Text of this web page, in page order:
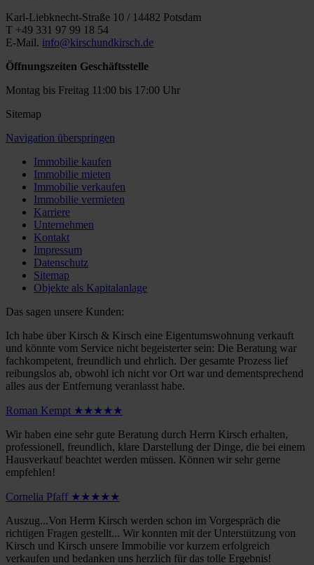
Karl-Liebknecht-Straße 10 / 14482 Potsdam
T +49 331 97 99 18 54
E-Mail. info@kirschundkirsch.de
Öffnungszeiten Geschäftsstelle
Montag bis Freitag 11:00 bis 17:00 Uhr
Sitemap
Navigation überspringen
Immobilie kaufen
Immobilie mieten
Immobilie verkaufen
Immobilie vermieten
Karriere
Unternehmen
Kontakt
Impressum
Datenschutz
Sitemap
Objekte als Kapitalanlage
Das sagen unsere Kunden:
Ich habe über Kirsch & Kirsch eine Eigentumswohnung verkauft
und könnte vom Service nicht begeisterter sein: Die Beratung war
fachkompetent, freundlich und ehrlich. Der gesamte Prozess lief
reibungslos ab, obwohl ich nicht vor Ort war und dementsprechend
alles aus der Entfernung veranlasst habe.
Roman Kempt ★★★★★
Wir haben eine sehr gute Beratung durch Herrn Kirsch erhalten,
professionell, freundlich, klare Darstellung der Dinge, die bei einem
Hausverkauf beachtet werden müssen. Können wir sehr gerne
empfehlen!
Cornelia Pfaff ★★★★★
Auszug...Von Herrn Kirsch werden schon im Vorgespräch die
richtigen Fragen gestellt... Wir konnten mit der Unterstützung von
Kirsch und Kirsch unsere Immobilie vor kurzem erfolgreich
verkaufen und bedanken uns herzlich für das tolle Ergebnis!